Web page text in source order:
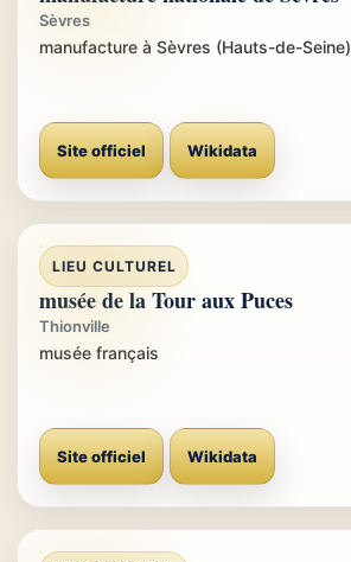
Sèvres
manufacture à Sèvres (Hauts-de-Seine)
Site officiel Wikidata
LIEU CULTUREL
musée de la Tour aux Puces
Thionville
musée français
Site officiel Wikidata